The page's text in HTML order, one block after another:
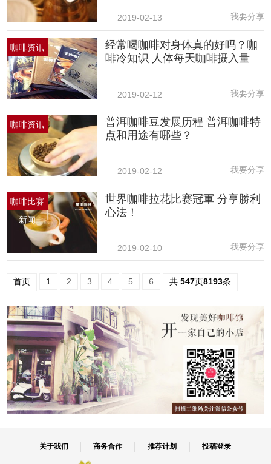
2019-02-13 我要分享
咖啡资讯
经常喝咖啡对身体真的好吗？咖
啡冷知识 人体每天咖啡摄入量
2019-02-12 我要分享
咖啡资讯
普洱咖啡豆发展历程 普洱咖啡特
点和用途有哪些？
2019-02-12 我要分享
咖啡比赛
新闻
世界咖啡拉花比赛冠軍 分享勝利
心法！
2019-02-10 我要分享
首页 1 2 3 4 5 6 共547页8193条
关于我们 商务合作 推荐计划 投稿登录